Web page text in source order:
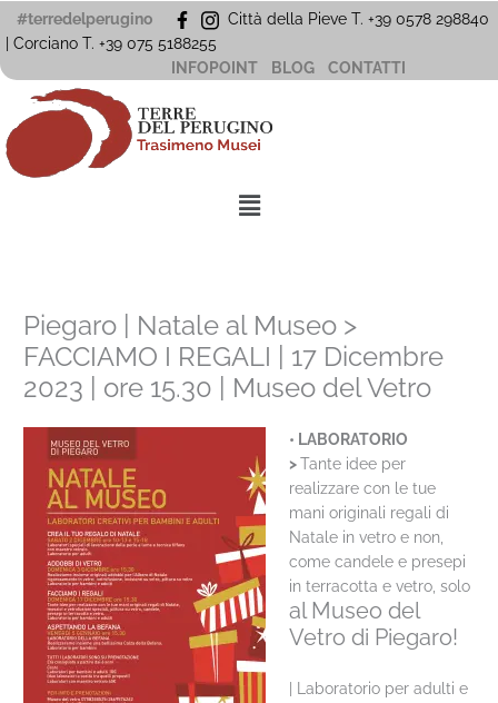
Vai
al
#terredelperugino
Città della Pieve T. +39 0578 298840
| Corciano T. +39 075 5188255
INFOPOINT
BLOG CONTATTI
Menu
Piegaro | Natale al Museo >
FACCIAMO I REGALI | 17 Dicembre
2023 | ore 15.30 | Museo del Vetro
• LABORATORIO
>Tante idee per
realizzare con le tue
mani originali regali di
Natale in vetro e non,
come candele e presepi
in terracotta e vetro, solo
al Museo del
Vetro di Piegaro!
| Laboratorio per adulti e